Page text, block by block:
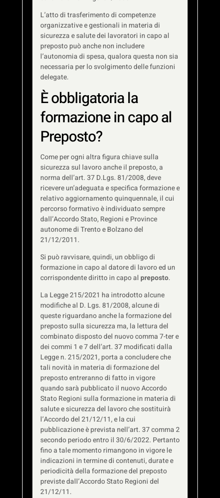
L’atto di trasferimento di competenze
organizzative e gestionali in materia di
sicurezza e salute dei lavoratori in capo al
preposto può anche non includere
l’autonomia di spesa, qualora questa non sia
necessaria per lo svolgimento delle funzioni
delegate.
È obbligatoria la
formazione in capo al
Preposto?
Come per ogni altra figura chiave sulla
sicurezza sul lavoro anche il preposto, a
norma dell’art. 37 D.Lgs. 81/2008, deve
ricevere un’adeguata e specifica formazione e
relativo aggiornamento quinquennale, il cui
percorso formativo è individuato sempre
dall’Accordo Stato, Regioni e Province
autonome di Trento e Bolzano del
21/12/2011.
Si può ravvisare, quindi, un obbligo di
formazione in capo al datore di lavoro ed un
corrispondente diritto in capo alpreposto.
La Legge 215/2021 ha introdotto alcune
modifiche al D. Lgs. 81/2008, alcune di
queste riguardano anche la formazione del
preposto sulla sicurezza ma, la lettura del
combinato disposto del nuovo comma 7-ter e
dei commi 1 e 7 dell’art. 37 modificati dalla
Legge n. 215/2021, porta a concludere che
tali novità in materia di formazione del
preposto entreranno di fatto in vigore
quando sarà pubblicato il nuovo Accordo
Stato Regioni sulla formazione in materia di
salute e sicurezza del lavoro che sostituirà
l’Accordo del 21/12/11, e la cui
pubblicazione è prevista nell’art. 37 comma 2
secondo periodo entro il 30/6/2022. Pertanto
fino a tale momento rimangono in vigore le
indicazioni in termine di contenuti, durate e
periodicità della formazione del preposto
previste dall’Accordo Stato Regioni del
21/12/11.